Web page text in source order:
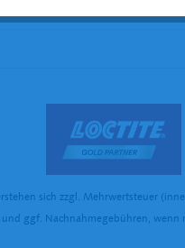
sich zzgl. Mehrwertsteuer
und ggf. Nachnahmegebühren, wenn